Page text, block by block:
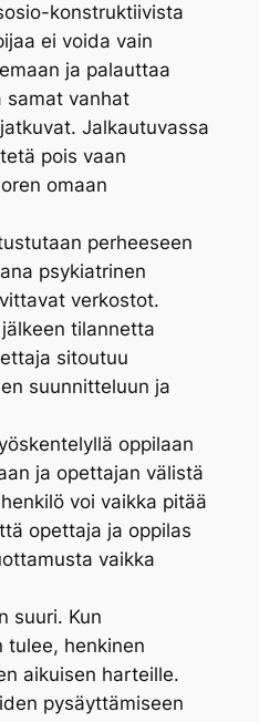
konstruktiivista
ei voida vain
ja palauttaa
samat vanhat
Jalkautuvassa
pois vaan
omaan
perheeseen
psykiatrinen
verkostot.
tilannetta
sitoutuu
suunnitteluun ja
oppilaan
ja opettajan välistä
voi vaikka pitää
opettaja ja oppilas
vaikka
suuri. Kun
tulee, henkinen
aikuisen harteille.
pysäyttämiseen